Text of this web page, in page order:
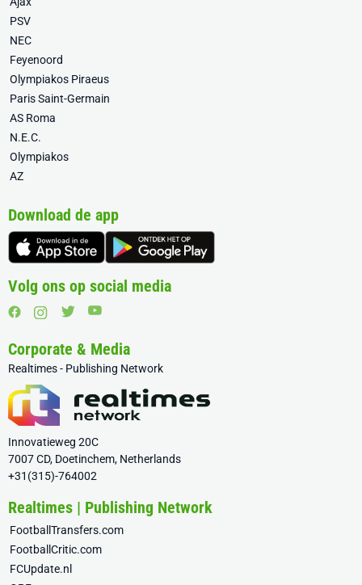
PSV
NEC
Feyenoord
Olympiakos Piraeus
Paris Saint-Germain
AS Roma
N.E.C.
Olympiakos
AZ
Download de app
Volg ons op social media
Corporate & Media
Realtimes - Publishing Network
Innovatieweg 20C
7007 CD, Doetinchem, Netherlands
+31(315)-764002
Realtimes | Publishing Network
FootballTransfers.com
FootballCritic.com
FCUpdate.nl